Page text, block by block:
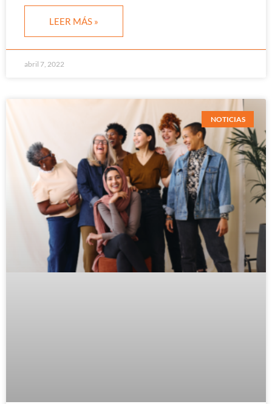
LEER MÁS »
abril 7, 2022
NOTICIAS